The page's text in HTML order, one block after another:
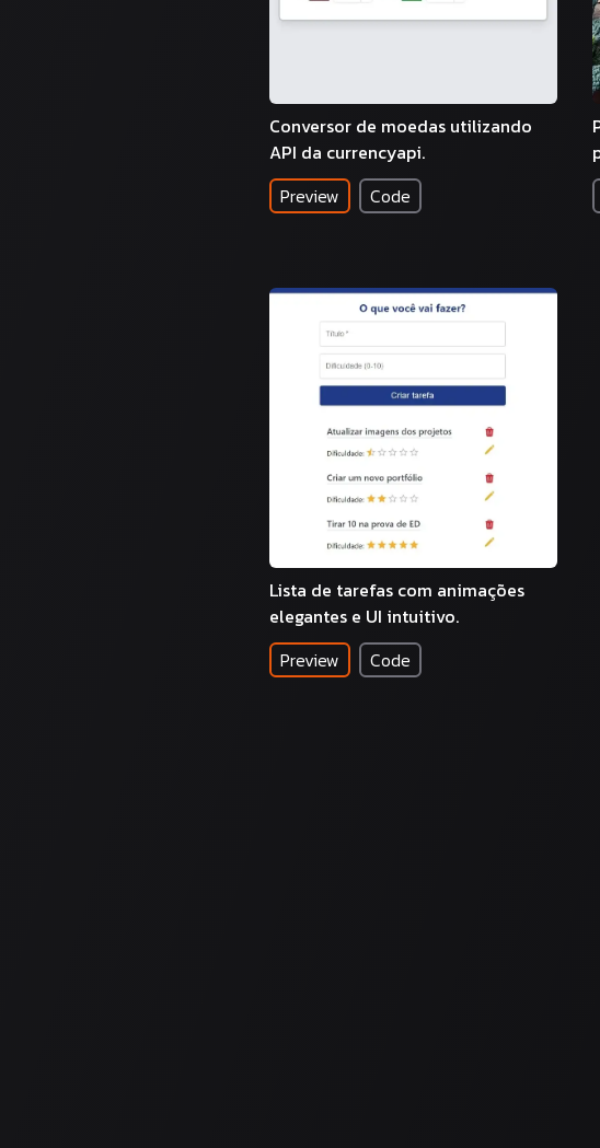
Conversor de moedas utilizando
API da currencyapi.
Preview
Code
Lista de tarefas com animações
elegantes e UI intuitivo.
Preview
Code